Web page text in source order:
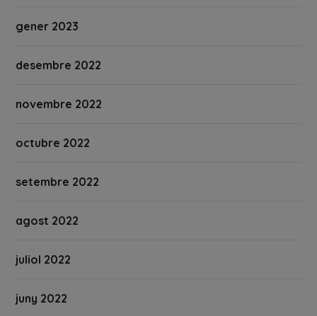
gener 2023
desembre 2022
novembre 2022
octubre 2022
setembre 2022
agost 2022
juliol 2022
juny 2022